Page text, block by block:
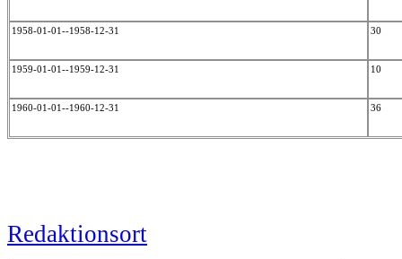
1958-01-01--1958-12-31 30
1959-01-01--1959-12-31 10
1960-01-01--1960-12-31 36
Redaktionsort